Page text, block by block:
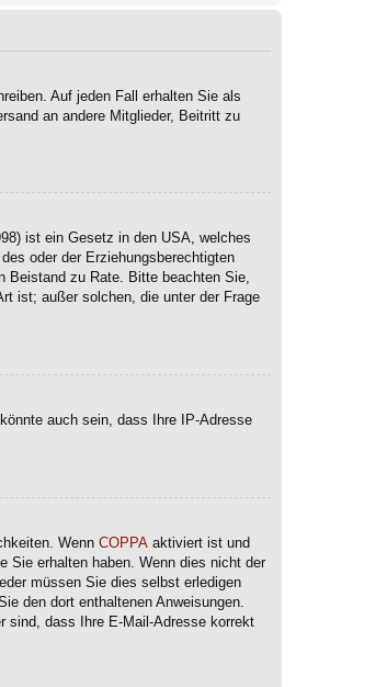
Auf jeden Fall erhalten Sie als
an andere Mitglieder, Beitritt zu
ist ein Gesetz in den USA, welches
oder der Erziehungsberechtigten
Beistand zu Rate. Bitte beachten Sie,
ist; außer solchen, die unter der Frage
auch sein, dass Ihre IP-Adresse
Wenn COPPA aktiviert ist und
Sie erhalten haben. Wenn dies nicht der
müssen Sie dies selbst erledigen
den dort enthaltenen Anweisungen.
sind, dass Ihre E-Mail-Adresse korrekt